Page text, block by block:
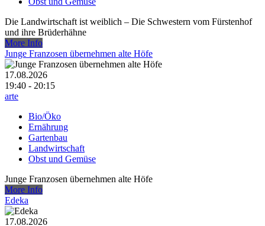
Die Landwirtschaft ist weiblich – Die Schwestern vom Fürstenhof
und ihre Brüderhähne
More Info
Junge Franzosen übernehmen alte Höfe
17.08.2026
19:40 - 20:15
arte
Bio/Öko
Ernährung
Gartenbau
Landwirtschaft
Obst und Gemüse
Junge Franzosen übernehmen alte Höfe
More Info
Edeka
17.08.2026